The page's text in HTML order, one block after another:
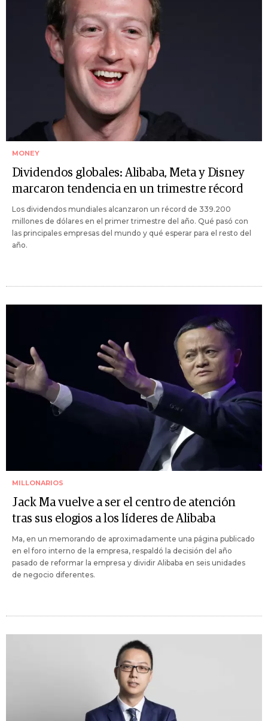
MONEY
Dividendos globales: Alibaba, Meta y Disney
marcaron tendencia en un trimestre récord
Los dividendos mundiales alcanzaron un récord de 339.200
millones de dólares en el primer trimestre del año. Qué pasó con
las principales empresas del mundo y qué esperar para el resto del
año.
MILLONARIOS
Jack Ma vuelve a ser el centro de atención
tras sus elogios a los líderes de Alibaba
Ma, en un memorando de aproximadamente una página publicado
en el foro interno de la empresa, respaldó la decisión del año
pasado de reformar la empresa y dividir Alibaba en seis unidades
de negocio diferentes.